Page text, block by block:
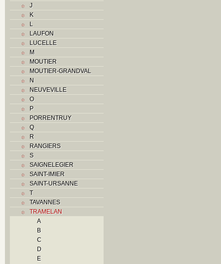
J
K
L
LAUFON
LUCELLE
M
MOUTIER
MOUTIER-GRANDVAL
N
NEUVEVILLE
O
P
PORRENTRUY
Q
R
RANGIERS
S
SAIGNELEGIER
SAINT-IMIER
SAINT-URSANNE
T
TAVANNES
TRAMELAN
A
B
C
D
E